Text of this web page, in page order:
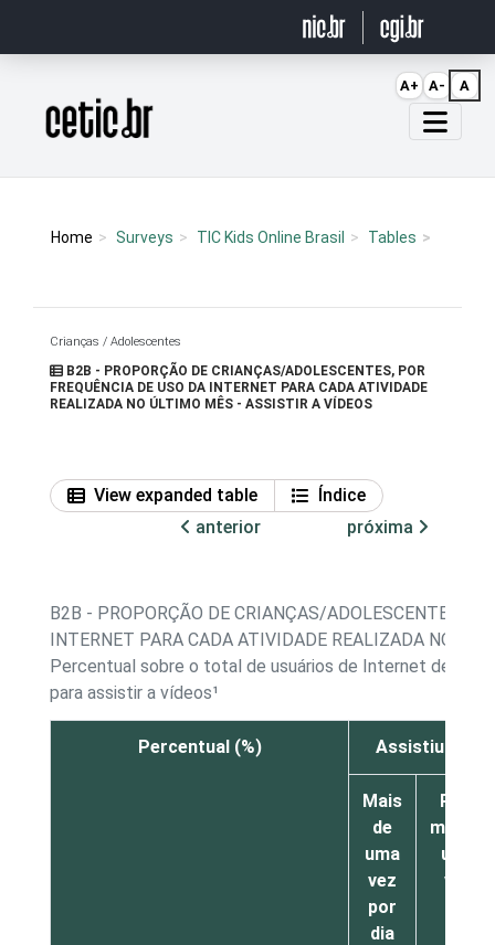
Página inicial
Home Surveys TIC Kids Online Brasil Tables
Crianças / Adolescentes
B2B - PROPORÇÃO DE CRIANÇAS/ADOLESCENTES, POR
FREQUÊNCIA DE USO DA INTERNET PARA CADA ATIVIDADE
REALIZADA NO ÚLTIMO MÊS - ASSISTIR A VÍDEOS
View expanded table
Índice
anterior
próxima
B2B - PROPORÇÃO DE CRIANÇAS/ADOLESCENTES,
INTERNET PARA CADA ATIVIDADE REALIZADA NO
Percentual sobre o total de usuários de Internet de 11 a
para assistir a vídeos¹
Percentual (%) Assistiu a
Mais
de
uma
vez
por
dia
Pelo
menos
uma
vez
A+ A- A